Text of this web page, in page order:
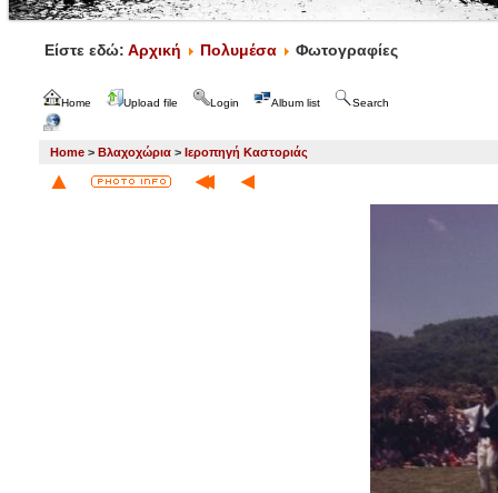
Είστε εδώ: Αρχική Πολυμέσα Φωτογραφίες
Home Upload file Login Album list Search
Home > Βλαχοχώρια > Ιεροπηγή Καστοριάς